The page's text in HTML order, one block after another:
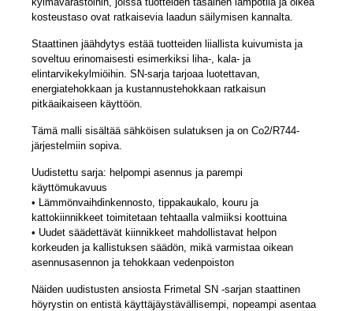
kosteustaso ovat ratkaisevia laadun säilymisen kannalta.
Staattinen jäähdytys estää tuotteiden liiallista kuivumista ja
soveltuu erinomaisesti esimerkiksi liha-, kala- ja
elintarvikekylmiöihin. SN-sarja tarjoaa luotettavan,
energiatehokkaan ja kustannustehokkaan ratkaisun
pitkäaikaiseen käyttöön.
Tämä malli sisältää sähköisen sulatuksen ja on Co2/R744-
järjestelmiin sopiva.
Uudistettu sarja: helpompi asennus ja parempi
käyttömukavuus
• Lämmönvaihdinkennosto, tippakaukalo, kouru ja
kattokiinnikkeet toimitetaan tehtaalla valmiiksi koottuina
• Uudet säädettävät kiinnikkeet mahdollistavat helpon
korkeuden ja kallistuksen säädön, mikä varmistaa oikean
asennusasennon ja tehokkaan vedenpoiston
Näiden uudistusten ansiosta Frimetal SN -sarjan staattinen
höyrystin on entistä käyttäjäystävällisempi, nopeampi asentaa